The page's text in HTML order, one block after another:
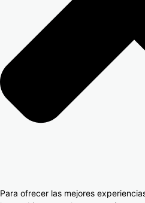
Para ofrecer las mejores